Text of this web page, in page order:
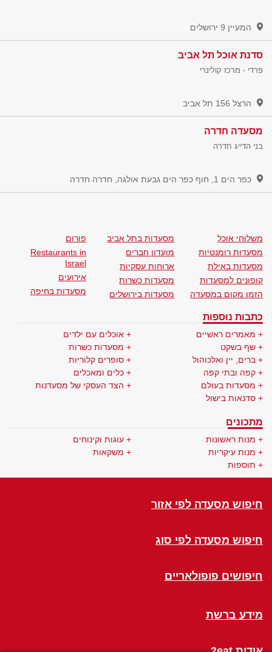
המעיין 9 ירושלים
סדנת אוכל תל אביב
פרדי - מרכז קולינרי
הרצל 156 תל אביב
מסעדה חדרה
בני הדייג חדרה
כפר הים 1, חוף כפר הים גבעת אולגה, חדרה חדרה
משלוחי אוכל
מסעדות רומנטיות
מסעדות באילת
קופונים למסעדות
הזמן מקום במסעדה
מסעדות בתל אביב
מועדון חברים
ארוחות עסקיות
מסעדות כשרות
מסעדות בירושלים
פורום
Restaurants in
Israel
אירועים
מסעדות בחיפה
כתבות נוספות
מאמרים ראשיים
שף בשקט
ברים, יין ואלכוהול
קפה ובתי קפה
מסעדות בעולם
סדנאות בישול
אוכלים עם ילדים
מסעדות כשרות
סופרים קלוריות
כלים ומאכלים
הצד העסקי של מסעדנות
מתכונים
מנות ראשונות
מנות עיקריות
תוספות
עוגות וקינוחים
משקאות
חיפוש מסעדה לפי אזור
חיפוש מסעדה לפי סוג
חיפושים פופולאריים
מידע ברשת